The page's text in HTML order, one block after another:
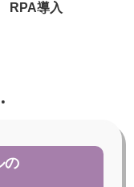
RPA導入
の